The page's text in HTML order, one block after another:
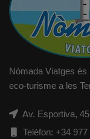
Nòmada Viatges
eco-turisme a les
Av. Esportiva,
Telèfon: +34